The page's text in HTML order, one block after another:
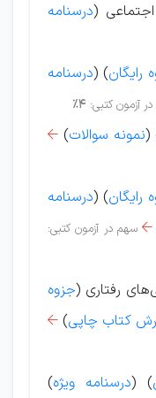
(درسنامه
رایگان) (درسنامه
آزمون کتبی: 4%
)نمونه سوالات)

رایگان) (درسنامه
 سهم در آزمون کتبی:
رفتاری (جزوه
کتاب چاپی)

) (درسنامه ویژه)